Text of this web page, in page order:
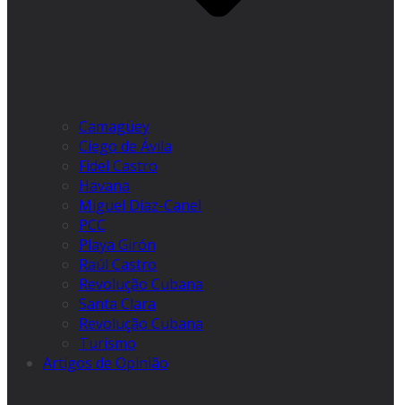
Camagüey
Ciego de Ávila
Fidel Castro
Havana
Miguel Díaz-Canel
PCC
Playa Girón
Raúl Castro
Revolução Cubana
Santa Clara
Revolução Cubana
Turismo
Artigos de Opinião